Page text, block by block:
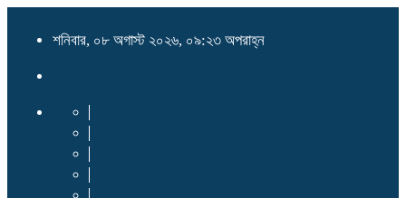
শনিবার, ০৮ অগাস্ট ২০২৬, ০৯:২৩ অপরাহ্ন